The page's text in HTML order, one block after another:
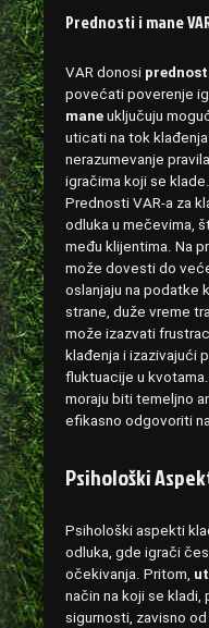
Prednosti i mane
VAR donosi
povećati poverenje
mane uključuju
uticati na tok
nerazumevanje
igračima koji se klade.
Prednosti VAR-a za
odluka u mečevima,
među klijentima. Na
može dovesti do
oslanjaju na podatke
strane, duže vreme
može izazvati
klađenja i izazivajući
fluktuacije u
moraju biti temeljno
efikasno odgovoriti
Psihološki
Psihološki aspekti
odluka, gde igrači
očekivanja. Pritom,
način na koji se
sigurnosti, zavisno